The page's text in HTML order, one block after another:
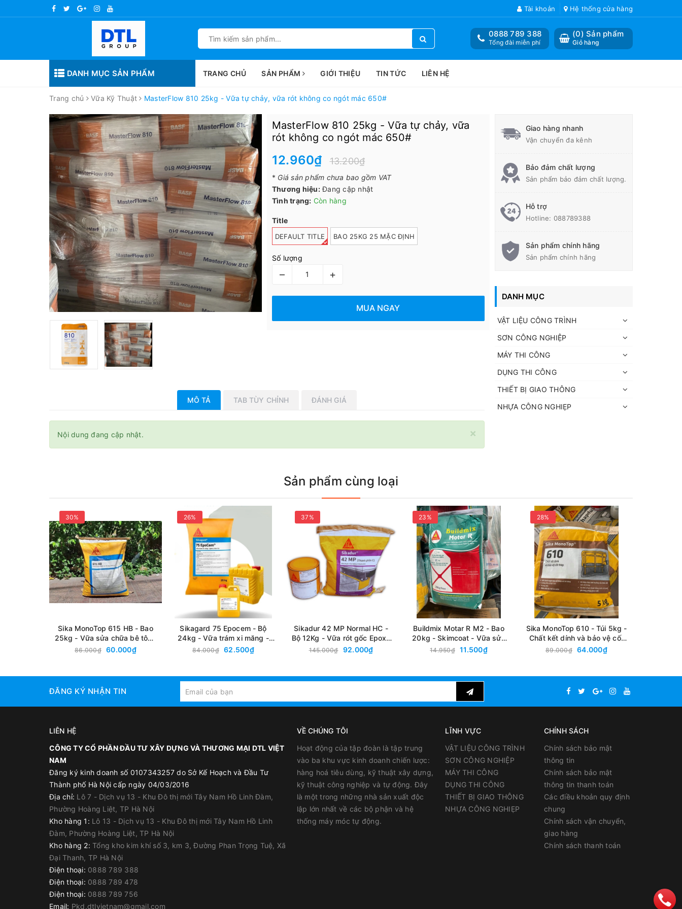
Tài khoản Hệ thống cửa hàng
(0) Sản phẩm
Giỏ hàng
0888 789 388
Tổng đài miễn phí
DANH MỤC SẢN PHẨM TRANG CHỦ SẢN PHẨM GIỚI THIỆU TIN TỨC LIÊN HỆ
Trang chủ Vữa Kỹ Thuật MasterFlow 810 25kg - Vữa tự chảy, vữa rót không co ngót mác 650#
MasterFlow 810 25kg - Vữa tự chảy, vữa
rót không co ngót mác 650#
12.960₫ 13.200₫
* Giá sản phẩm chưa bao gồm VAT
Thương hiệu: Đang cập nhật
Tình trạng: Còn hàng
Title
DEFAULT TITLE BAO 25KG 25 MẶC ĐỊNH
Số lượng
– +
MUA NGAY
MÔ TẢ TAB TÙY CHỈNH ĐÁNH GIÁ
×
Nội dung đang cập nhật.
Giao hàng nhanh
Vận chuyển đa kênh
Bảo đảm chất lượng
Sản phẩm bảo đảm chất lượng.
Hỗ trợ
Hotline: 088789388
Sản phẩm chính hãng
Sản phẩm chính hãng
DANH MỤC
VẬT LIỆU CÔNG TRÌNH
SƠN CÔNG NGHIỆP
MÁY THI CÔNG
DỤNG THI CÔNG
THIẾT BỊ GIAO THÔNG
NHỰA CÔNG NGHIẸP
Sản phẩm cùng loại
30%
Sika MonoTop 615 HB - Bao
25kg - Vữa sửa chữa bê tông
Polymer cải tiến bám dính cao
86.000₫ 60.000₫
26%
Sikagard 75 Epocem - Bộ
24kg - Vữa trám xi măng -
epoxy 3 thành phần siêu mịn
84.000₫ 62.500₫
37%
Sikadur 42 MP Normal HC -
Bộ 12Kg - Vữa rót gốc Epoxy
3 thành phần đa năng, cường
145.000₫ 92.000₫
23%
Buildmix Motar R M2 - Bao
20kg - Skimcoat - Vữa sửa
chữa thẩm mỹ bề mặt bê
14.950₫ 11.500₫
28%
Sika MonoTop 610 - Túi 5kg -
Chất kết dính và bảo vệ cốt
thép
89.000₫ 64.000₫
ĐĂNG KÝ NHẬN TIN
LIÊN HỆ
CÔNG TY CỔ PHẦN ĐẦU TƯ XÂY DỰNG VÀ THƯƠNG MẠI DTL VIỆT
NAM
Đăng ký kinh doanh số 0107343257 do Sở Kế Hoạch và Đầu Tư
Thành phố Hà Nội cấp ngày 04/03/2016
Địa chỉ: Lô 7 - Dịch vụ 13 - Khu Đô thị mới Tây Nam Hồ Linh Đàm,
Phường Hoàng Liệt, TP Hà Nội
Kho hàng 1: Lô 13 - Dịch vụ 13 - Khu Đô thị mới Tây Nam Hồ Linh
Đàm, Phường Hoàng Liệt, TP Hà Nội
Kho hàng 2: Tổng kho kim khí số 3, km 3, Đường Phan Trọng Tuệ, Xã
Đại Thanh, TP Hà Nội
Điện thoại: 0888 789 388
Điện thoại: 0888 789 478
Điện thoại: 0888 789 756
Email: Pkd.dtlvietnam@gmail.com
VỀ CHÚNG TÔI
Hoạt động của tập đoàn là tập trung
vào ba khu vực kinh doanh chiến lược:
hàng hoá tiêu dùng, kỹ thuật xây dựng,
kỹ thuật công nghiệp và tự động. Đây
là một trong những nhà sản xuất độc
lập lớn nhất về các bộ phận và hệ
thống máy móc tự động.
LĨNH VỰC
VẬT LIỆU CÔNG TRÌNH
SƠN CÔNG NGHIỆP
MÁY THI CÔNG
DỤNG THI CÔNG
THIẾT BỊ GIAO THÔNG
NHỰA CÔNG NGHIẸP
CHÍNH SÁCH
Chính sách bảo mật
thông tin
Chính sách bảo mật
thông tin thanh toán
Các điều khoản quy định
chung
Chính sách vận chuyển,
giao hàng
Chính sách thanh toán